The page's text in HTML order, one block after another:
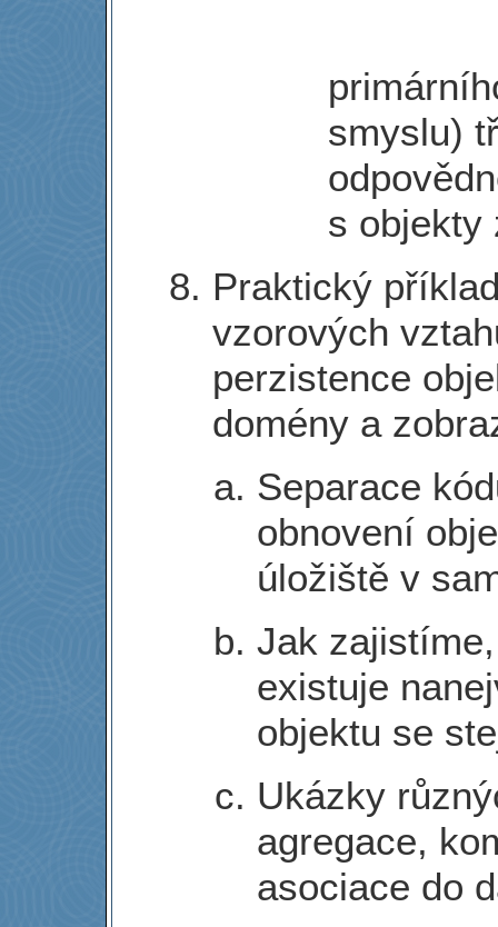
smyslu)
s objekty
Praktický
vzorových
perzistence
domény a
Separace
obnovení
úložiště v
Jak
existuje
objektu se
Ukázky
agregace,
asociace do